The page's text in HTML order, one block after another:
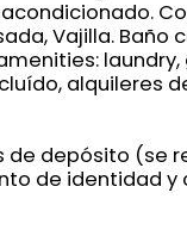
Vajilla. Baño
laundry,
alquileres
de depósito (se
de identidad